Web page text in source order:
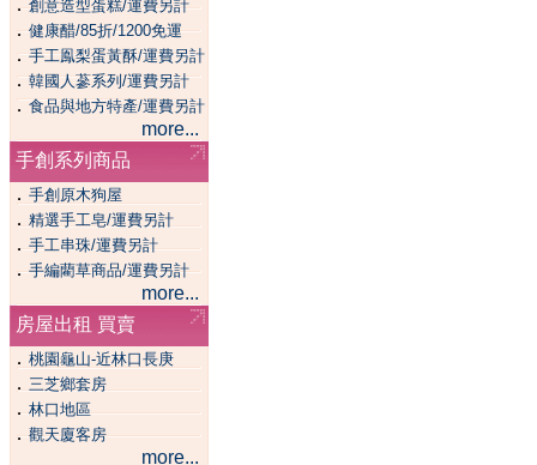
．創意造型蛋糕/運費另計
．健康醋/85折/1200免運
．手工鳯梨蛋黃酥/運費另計
．韓國人蔘系列/運費另計
．食品與地方特產/運費另計
more...
手創系列商品
． 手創原木狗屋
． 精選手工皂/運費另計
． 手工串珠/運費另計
．手編藺草商品/運費另計
more...
房屋出租 買賣
． 桃園龜山-近林口長庚
． 三芝鄉套房
． 林口地區
．觀天廈客房
more...